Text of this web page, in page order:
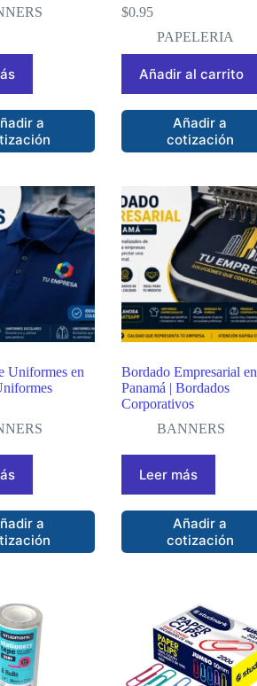
a
$0.95
PAPELERIA
Añadir al carrito
Añadir a
cotización
Uniformes en
a
Bordado Empresarial en
Panamá | Bordados
Corporativos
BANNERS
Leer más
Añadir a
cotización